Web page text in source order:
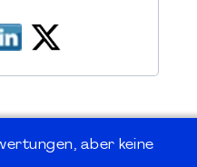
aber keine